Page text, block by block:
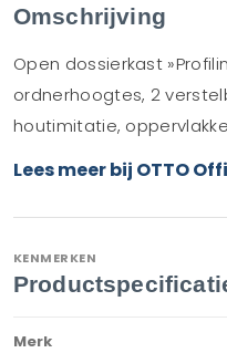
Omschrijving
Open dossierkast
ordnerhoogtes, 2
houtimitatie,
Lees meer bij OTTO
KENMERKEN
Merk